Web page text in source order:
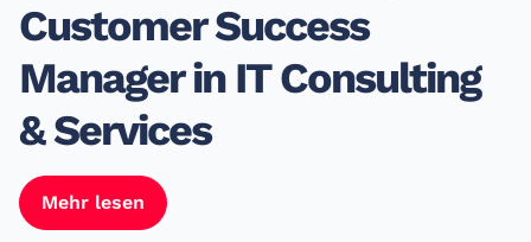
Customer Success
Manager in IT Consulting
& Services
Mehr lesen